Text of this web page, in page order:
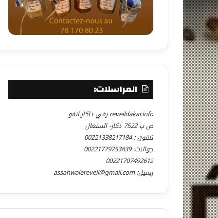
المراسلات:
reveildakar.info رفي داكار.انفو
ص ب 7522 دكار- السنغال
تلفون : 00221338217184
جوالات: 00221779753839
00221707492612
إيميل: assahwalereveil@gmail.com